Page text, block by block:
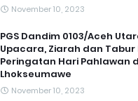
November 10, 2023
PGS Dandim 0103/Aceh
Upacara, Ziarah dan Tabur
Peringatan Hari Pahlawan
Lhokseumawe
November 10, 2023